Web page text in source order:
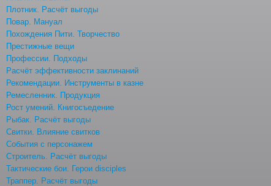
Плотник. Расчёт выгоды
Повар. Мануал
Похождения Пити. Творчество
Престижные вещи
Профессии. Подходы
Расчёт эффективности заклинаний
Рекомендации. Инструменты в казне
Ремесленник. Продукция
Рост умений. Книгосъедение
Рыбак. Расчёт выгоды
Свитки. Влияние свитков
События с персонажем
Строитель. Расчёт выгоды
Тактические бои. Герои disciples
Траппер. Расчёт выгоды